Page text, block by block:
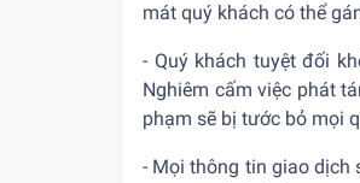
mát quý khách có thể
- Quý khách tuyệt đối
Nghiêm cấm việc phát
phạm sẽ bị tước bỏ mọi
- Mọi thông tin giao dịch